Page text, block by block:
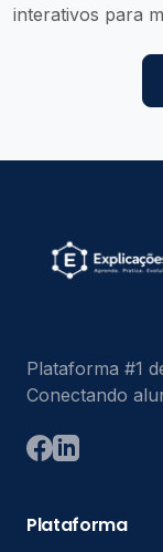
interativos para
Plataforma #1
Conectando
Plataforma